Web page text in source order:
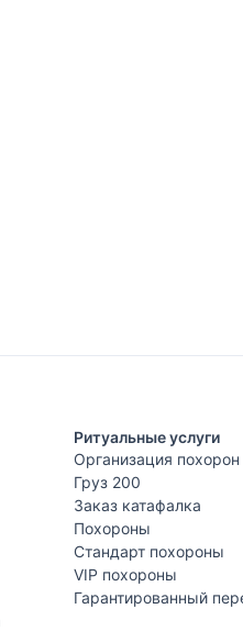
Ритуальные услуги
Организация похорон
Груз 200
Заказ катафалка
Похороны
Стандарт похороны
VIP похороны
Гарантированный